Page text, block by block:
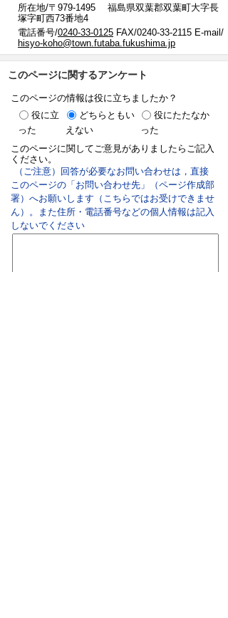
所在地/〒979-1495 福島県双葉郡双葉町大字長
塚字町西73番地4
電話番号/0240-33-0125 FAX/0240-33-2115 E-mail/
hisyo-koho@town.futaba.fukushima.jp
このページに関するアンケート
このページの情報は役に立ちましたか？
役に立
った
どちらともい
えない
役にたたなか
った
このページに関してご意見がありましたらご記入
ください。
（ご注意）回答が必要なお問い合わせは，直接
このページの「お問い合わせ先」（ページ作成部
署）へお願いします（こちらではお受けできませ
ん）。また住所・電話番号などの個人情報は記入
しないでください